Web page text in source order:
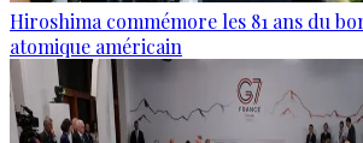
Hiroshima commémore les 81 ans du
atomique américain